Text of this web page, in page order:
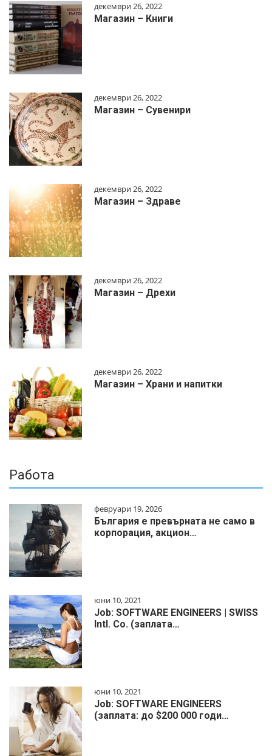
декември 26, 2022
Магазин – Книги
декември 26, 2022
Магазин – Сувенири
декември 26, 2022
Магазин – Здраве
декември 26, 2022
Магазин – Дрехи
декември 26, 2022
Магазин – Храни и напитки
Работа
февруари 19, 2026
България е превърната не само в
корпорация, акцион…
юни 10, 2021
Job: SOFTWARE ENGINEERS | SWISS
Intl. Co. (заплата…
юни 10, 2021
Job: SOFTWARE ENGINEERS
(заплата: до $200 000 годи…